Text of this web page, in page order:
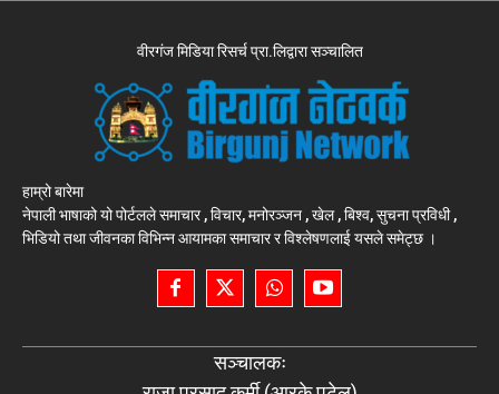
वीरगंज मिडिया रिसर्च प्रा.लिद्वारा सञ्चालित
हाम्रो बारेमा
नेपाली भाषाको यो पोर्टलले समाचार , विचार, मनोरञ्जन , खेल , बिश्व, सुचना प्रविधी ,
भिडियो तथा जीवनका विभिन्न आयामका समाचार र विश्लेषणलाई यसले समेट्छ ।
सञ्चालकः